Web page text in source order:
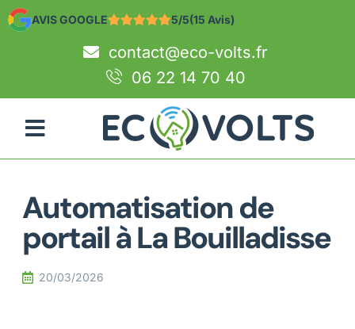
AVIS GOOGLE 5/5(15 Avis)
contact@eco-volts.fr
06 22 14 70 40
Automatisation de
portail à La Bouilladisse
20/03/2026